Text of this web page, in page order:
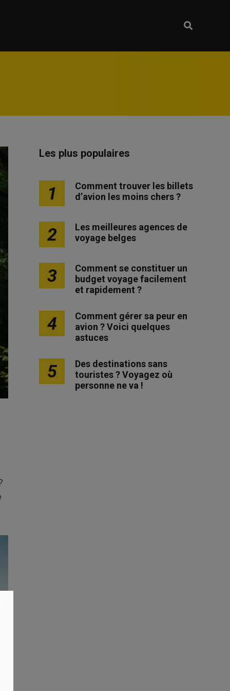
Les plus populaires
1
Comment trouver les billets
d’avion les moins chers ?
2
Les meilleures agences de
voyage belges
3
Comment se constituer un
budget voyage facilement
et rapidement ?
4
Comment gérer sa peur en
avion ? Voici quelques
astuces
5
Des destinations sans
touristes ? Voyagez où
personne ne va !